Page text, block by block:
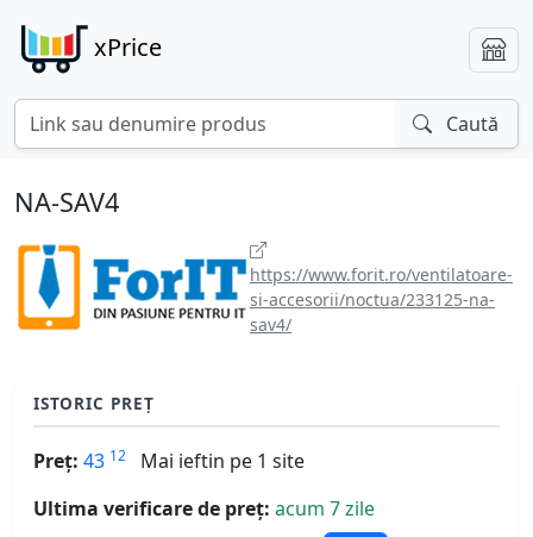
xPrice
Caută
NA-SAV4
https://www.forit.ro/ventilatoare-
si-accesorii/noctua/233125-na-
sav4/
ISTORIC PREȚ
Preț: 43 12
Mai ieftin pe 1 site
Ultima verificare de preț: acum 7 zile